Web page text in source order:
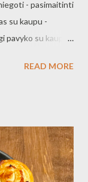
- pasimaitinti
su kaupu -
pavyko su kaupu -
kad per 2-3
žinoma, užmiršti
ir žirniai išverda
virimas mums
READ MORE